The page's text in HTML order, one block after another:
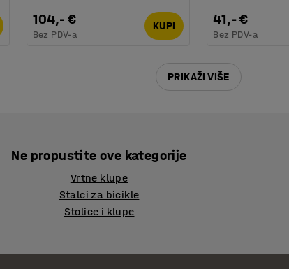
104,- €
Bez PDV-a
KUPI 41,- €
Bez PDV-a
PRIKAŽI VIŠE
Ne propustite ove kategorije
Vrtne klupe
Stalci za bicikle
Stolice i klupe